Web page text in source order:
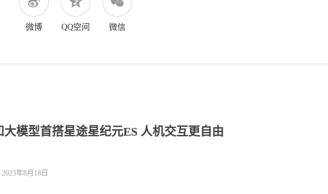
微博 QQ空间 微信
模型首搭星途星纪元ES 人机交互更自由
2023年8月18日